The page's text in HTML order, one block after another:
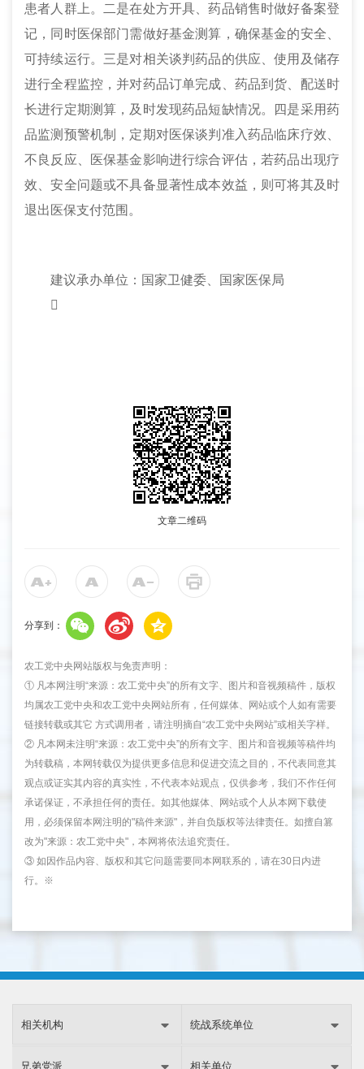
患者人群上。二是在处方开具、药品销售时做好备案登
记，同时医保部门需做好基金测算，确保基金的安全、
可持续运行。三是对相关谈判药品的供应、使用及储存
进行全程监控，并对药品订单完成、药品到货、配送时
长进行定期测算，及时发现药品短缺情况。四是采用药
品监测预警机制，定期对医保谈判准入药品临床疗效、
不良反应、医保基金影响进行综合评估，若药品出现疗
效、安全问题或不具备显著性成本效益，则可将其及时
退出医保支付范围。
建议承办单位：国家卫健委、国家医保局

文章二维码
分享到：
农工党中央网站版权与免责声明：
① 凡本网注明“来源：农工党中央”的所有文字、图片和音视频稿件，版权
均属农工党中央和农工党中央网站所有，任何媒体、网站或个人如有需要
链接转载或其它 方式调用者，请注明摘自“农工党中央网站”或相关字样。
② 凡本网未注明“来源：农工党中央”的所有文字、图片和音视频等稿件均
为转载稿，本网转载仅为提供更多信息和促进交流之目的，不代表同意其
观点或证实其内容的真实性，不代表本站观点，仅供参考，我们不作任何
承诺保证，不承担任何的责任。如其他媒体、网站或个人从本网下载使
用，必须保留本网注明的"稿件来源"，并自负版权等法律责任。如擅自篡
改为"来源：农工党中央"，本网将依法追究责任。
③ 如因作品内容、版权和其它问题需要同本网联系的，请在30日内进
行。※
相关机构 统战系统单位
兄弟党派 相关单位